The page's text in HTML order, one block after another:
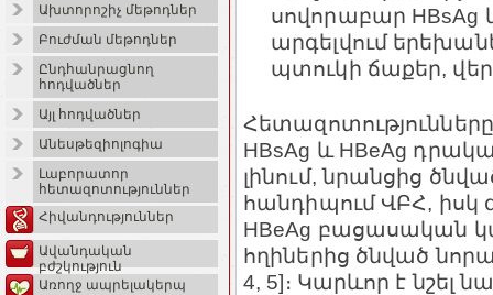
Ախտորոշիչ մեթոդներ
Բուժման մեթոդներ
Ընդհանրացնող
հոդվածներ
Այլ հոդվածներ
Անեսթեզիոլոգիա
Լաբորատոր
հետազոտություններ
Հիվանդություններ
Ավանդական
բժշկություն
Առողջ ապրելակերպ
սովորաբար HBsAg
արգելվում
պտուկի ճաքեր,
Հետազոտությունները
HBsAg և HBeAg
լինում, նրանցից
հանդիպում ՎԲՀ, իսկ
HBeAg բացասական
հղիներից ծնված
4, 5]։ Կարևոր է նշել